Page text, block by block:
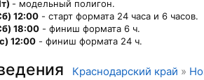
- модельный полигон.
12:00 - старт формата 24 часа и 6 часов.
18:00 - финиш формата 6 ч.
12:00 - финиш формата 24 ч.
Краснодарский край »